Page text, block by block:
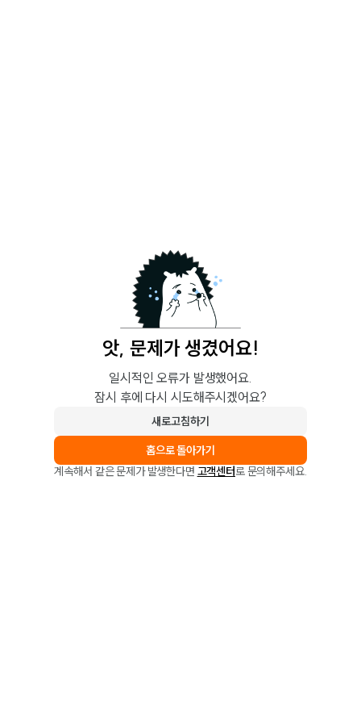
앗, 문제가 생겼어요!
일시적인 오류가 발생했어요.
잠시 후에 다시 시도해주시겠어요?
새로고침하기
홈으로 돌아가기
계속해서 같은 문제가 발생한다면 고객센터로 문의해주세요.